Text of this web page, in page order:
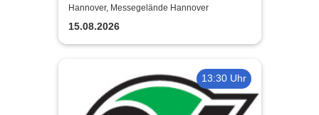
Wir müssen gehen - Tour
2026
Hannover, Messegelände Hannover
15.08.2026
13:30 Uhr